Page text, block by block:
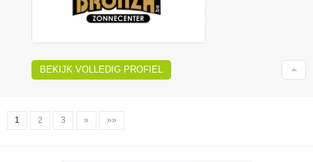
BEKIJK VOLLEDIG PROFIEL
1 2 3 » »»